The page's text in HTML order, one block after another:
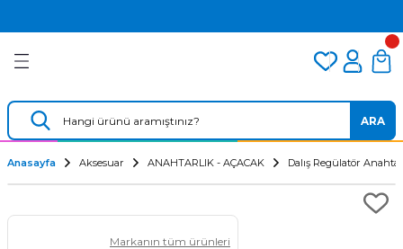
Dalış Regülatörü
Dalış Konsolu
ARA
Anasayfa Aksesuar ANAHTARLIK - AÇACAK Dalış Regülatör
Markanın tüm ürünleri